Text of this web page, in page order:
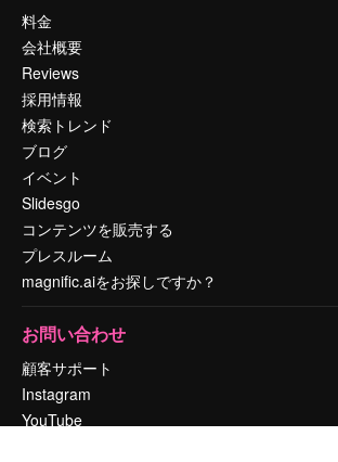
料金
会社概要
Reviews
採用情報
検索トレンド
ブログ
イベント
Slidesgo
コンテンツを販売する
プレスルーム
magnific.aiをお探しですか？
お問い合わせ
顧客サポート
Instagram
YouTube